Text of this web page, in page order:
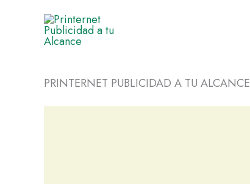
contenido
PRINTERNET PUBLICIDAD A TU ALCANCE